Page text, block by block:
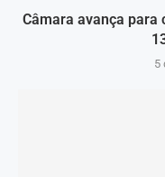
Câmara avança para
5